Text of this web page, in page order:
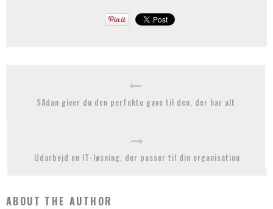
Sådan giver du den perfekte gave til den, der har alt
Udarbejd en IT-løsning, der passer til din organisation
ABOUT THE AUTHOR